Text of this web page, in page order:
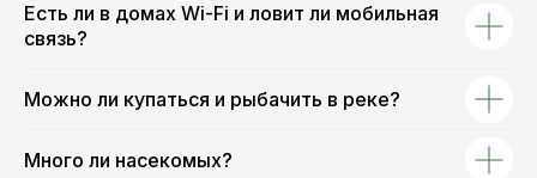
Есть ли в домах Wi-Fi и ловит ли мобильная
связь?
Можно ли купаться и рыбачить в реке?
Много ли насекомых?